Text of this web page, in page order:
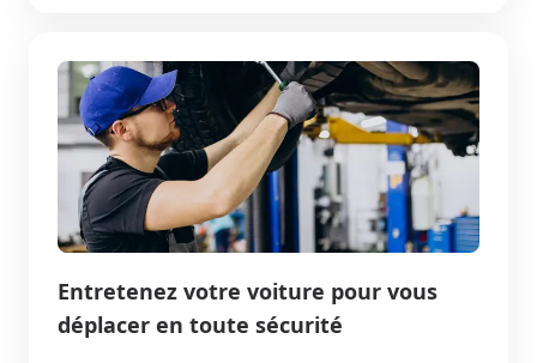
Entretenez votre voiture pour vous
déplacer en toute sécurité